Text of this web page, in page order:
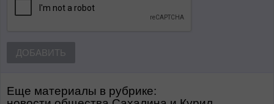
ДОБАВИТЬ
Еще материалы в рубрике: